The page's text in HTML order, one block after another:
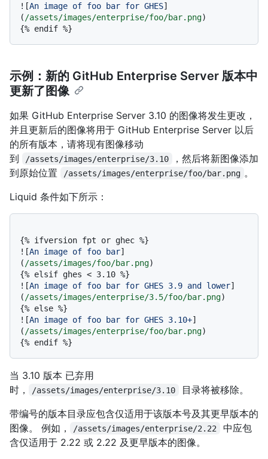
![An image of foo bar for GHES]
( /assets/images/enterprise/foo/bar.png)
示例：新的 GitHub Enterprise Server 版本中
更新了图像
如果 GitHub Enterprise Server 3.10 的图像将发生更改，
并且更新后的图像将用于 GitHub Enterprise Server 以后
的所有版本，请将现有图像移动
到
/assets/images/enterprise/3.10
，然后将新图像添加
到原始位置
/assets/images/enterprise/foo/bar.png 。
Liquid 条件如下所示：
{% ifversion fpt or ghec %}
![An image of foo bar]
( /assets/images/foo/bar.png)
{% elsif ghes < 3.10 %}
![An image of foo bar for GHES 3.9 and lower]
( /assets/images/enterprise/3.5/foo/bar.png)
{% else %}
![An image of foo bar for GHES 3.10+]
( /assets/images/enterprise/foo/bar.png)
当 3.10 版本 已弃用
时，
/assets/images/enterprise/3.10
目录将被移除。
带编号的版本目录应包含仅适用于该版本号及其更早版本的
图像。 例如，
/assets/images/enterprise/2.22
中应包
含仅适用于 2.22 或 2.22 及更早版本的图像。